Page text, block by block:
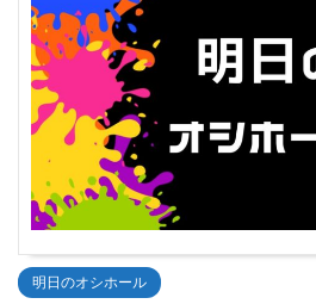
明日のオシホール